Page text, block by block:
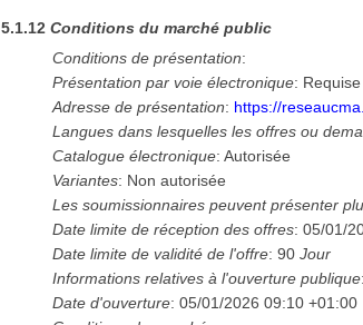
5.1.12Conditions du marché public
Conditions de présentation:
Présentation par voie électronique: Requise
Adresse de présentation: https://
Langues dans lesquelles les offres ou
Catalogue électronique:Autorisée
Variantes: Non autorisée
Les soumissionnaires peuvent présenter
Date limite de réception des offres:05/01/
Date limite de validité de l'offre:90 Jour
Informations relatives à l'ouverture publique:
Date d'ouverture:05/01/2026 09:10 +01:00